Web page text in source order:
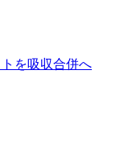
を吸収合併へ